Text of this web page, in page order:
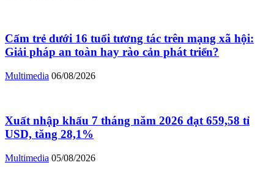
Cấm trẻ dưới 16 tuổi tương tác trên mạng xã hội:
Giải pháp an toàn hay rào cản phát triển?
Multimedia 06/08/2026
Xuất nhập khẩu 7 tháng năm 2026 đạt 659,58 tỉ
USD, tăng 28,1%
Multimedia 05/08/2026